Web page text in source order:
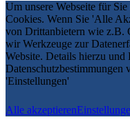
Um unsere Webseite für
Cookies. Wenn Sie 'Alle
von Drittanbietern wie z.B.
wir Werkzeuge zur
Website. Details hierzu und
Datenschutzbestimmungen
'Einstellungen'
Alle akzeptieren